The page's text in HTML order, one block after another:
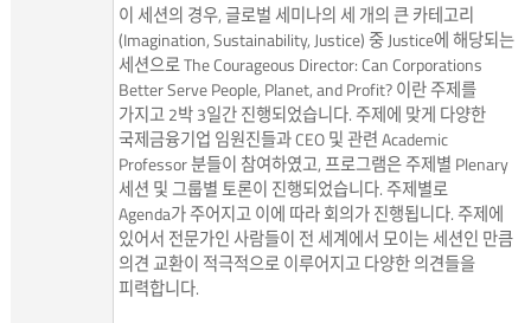
이 세션의 경우, 글로벌 세미나의 세 개의 큰 카테고리
(Imagination, Sustainability, Justice) 중 Justice에 해당되는
세션으로 The Courageous Director: Can Corporations
Better Serve People, Planet, and Profit? 이란 주제를
가지고 2박 3일간 진행되었습니다. 주제에 맞게 다양한
국제금융기업 임원진들과 CEO 및 관련 Academic
Professor 분들이 참여하였고, 프로그램은 주제별 Plenary
세션 및 그룹별 토론이 진행되었습니다. 주제별로
Agenda가 주어지고 이에 따라 회의가 진행됩니다. 주제에
있어서 전문가인 사람들이 전 세계에서 모이는 세션인 만큼
의견 교환이 적극적으로 이루어지고 다양한 의견들을
피력합니다.